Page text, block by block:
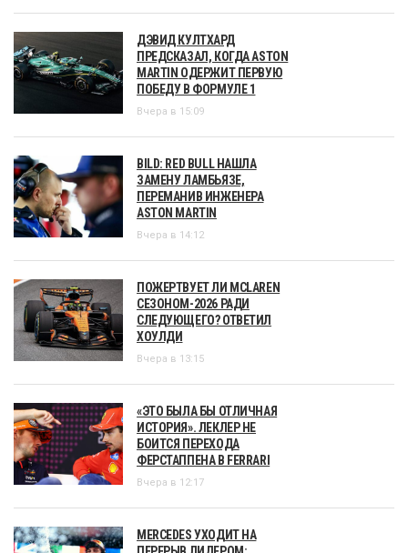
ДЭВИД КУЛТХАРД
ПРЕДСКАЗАЛ, КОГДА ASTON
MARTIN ОДЕРЖИТ ПЕРВУЮ
ПОБЕДУ В ФОРМУЛЕ 1
Вчера в 15:09
BILD: RED BULL НАШЛА
ЗАМЕНУ ЛАМБЬЯЗЕ,
ПЕРЕМАНИВ ИНЖЕНЕРА
ASTON MARTIN
Вчера в 14:12
ПОЖЕРТВУЕТ ЛИ MCLAREN
СЕЗОНОМ-2026 РАДИ
СЛЕДУЮЩЕГО? ОТВЕТИЛ
ХОУЛДИ
Вчера в 13:15
«ЭТО БЫЛА БЫ ОТЛИЧНАЯ
ИСТОРИЯ». ЛЕКЛЕР НЕ
БОИТСЯ ПЕРЕХОДА
ФЕРСТАППЕНА В FERRARI
Вчера в 12:17
MERCEDES УХОДИТ НА